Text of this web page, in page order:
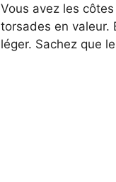
Vous avez les
torsades en valeur.
léger. Sachez que